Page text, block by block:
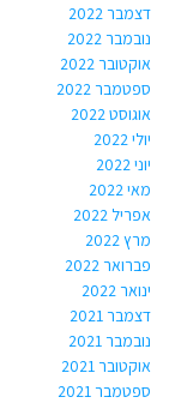
דצמבר 2022
נובמבר 2022
אוקטובר 2022
ספטמבר 2022
אוגוסט 2022
יולי 2022
יוני 2022
מאי 2022
אפריל 2022
מרץ 2022
פברואר 2022
ינואר 2022
דצמבר 2021
נובמבר 2021
אוקטובר 2021
ספטמבר 2021